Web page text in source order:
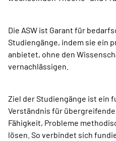
Die ASW ist Garant für
Studiengänge, indem sie ein
anbietet, ohne den
vernachlässigen.
Ziel der Studiengänge ist ein
Verständnis für
Fähigkeit, Probleme
lösen. So verbindet sich